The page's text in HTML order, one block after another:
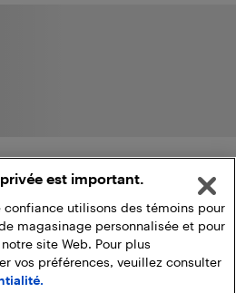
est important.
confiance utilisons des témoins pour
magasinage personnalisée et pour
site Web. Pour plus
vos préférences, veuillez consulter